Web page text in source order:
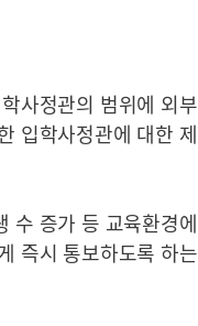
사정관의 범위에 외
입학사정관에 대한
수 증가 등 교육환경
즉시 통보하도록 하